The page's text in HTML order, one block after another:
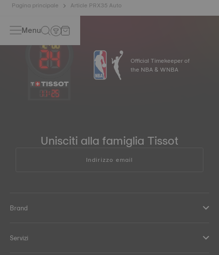
Pagina principale Article PRX35 Auto
Menu
11:25
Official Timekeeper of
the NBA & WNBA
Unisciti alla famiglia Tissot
Indirizzo email
Brand
Servizi